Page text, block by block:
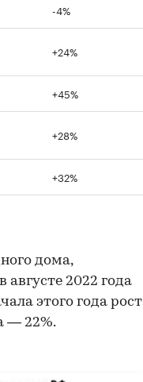
-4%
+24%
+45%
+28%
+32%
дома,
2022 года
этого года рост
— 22%.